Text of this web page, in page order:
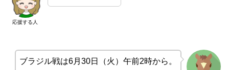
応援する人
ブラジル戦は6月30日（火）午前2時から。